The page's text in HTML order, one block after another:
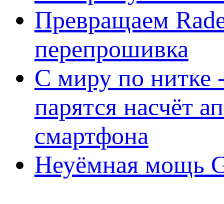
Превращаем
перепрошивка
С миру по нитке
парятся насчёт
смартфона
Неуёмная мощь